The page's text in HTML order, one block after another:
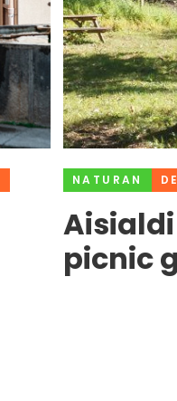
NATURAN
picnic